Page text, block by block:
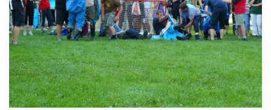
FOTOALBUM
VIDEA
INTERNÍ SEKCE